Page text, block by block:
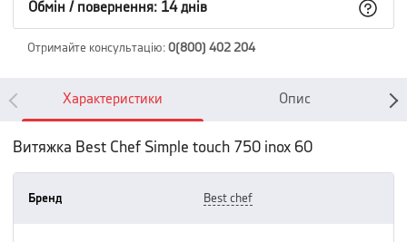
Обмін / повернення: 14 днів
Отримайте консультацію: 0(800) 402 204
Характеристики Опис
Витяжка Best Chef Simple touch 750 inox 60
Бренд best chef